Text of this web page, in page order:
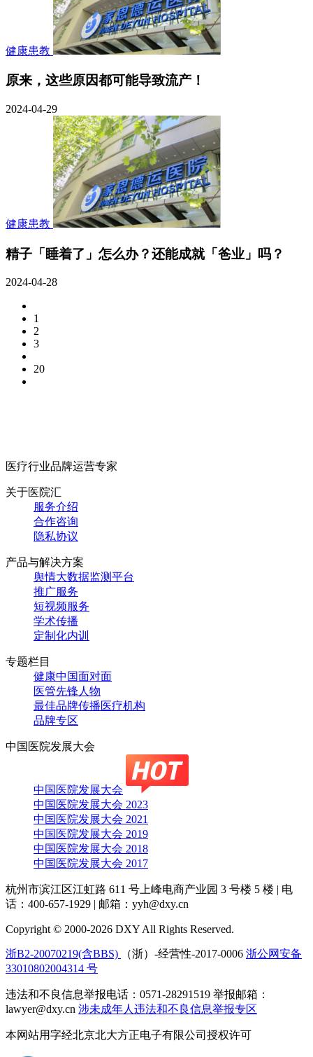
健康患教
原来，这些原因都可能导致流产！
2024-04-29
健康患教
精子「睡着了」怎么办？还能成就「爸业」吗？
2024-04-28
1
2
3
20
医疗行业品牌运营专家
关于医院汇
服务介绍
合作咨询
隐私协议
产品与解决方案
舆情大数据监测平台
推广服务
短视频服务
学术传播
定制化内训
专题栏目
健康中国面对面
医管先锋人物
最佳品牌传播医疗机构
品牌专区
中国医院发展大会
中国医院发展大会
中国医院发展大会 2023
中国医院发展大会 2021
中国医院发展大会 2019
中国医院发展大会 2018
中国医院发展大会 2017
杭州市滨江区江虹路 611 号上峰电商产业园 3 号楼 5 楼
电
话：400-657-1929
邮箱：yyh@dxy.cn
Copyright © 2000-2026 DXY All Rights Reserved.
浙B2-20070219(含BBS) （浙）-经营性-2017-0006 浙公网安备
33010802004314 号
违法和不良信息举报电话：0571-28291519 举报邮箱：
lawyer@dxy.cn 涉未成年人违法和不良信息举报专区
本网站用字经北京北大方正电子有限公司授权许可